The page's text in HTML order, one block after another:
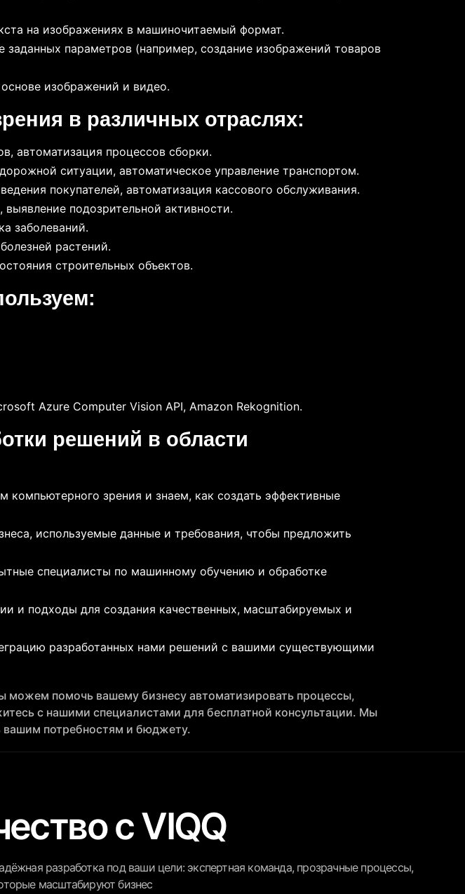
на изображениях в машиночитаемый формат.
параметров (например, создание изображений товаров
изображений и видео.
в различных отраслях:
автоматизация процессов сборки.
ситуации, автоматическое управление транспортом.
покупателей, автоматизация кассового обслуживания.
подозрительной активности.
заболеваний.
растений.
строительных объектов.
Azure Computer Vision API, Amazon Rekognition.
решений в области
зрения и знаем, как создать эффективные
используемые данные и требования, чтобы предложить
специалисты по машинному обучению и обработке
и подходы для создания качественных, масштабируемых и
разработанных нами решений с вашими существующими
можем помочь вашему бизнесу автоматизировать процессы,
с нашими специалистами для бесплатной консультации. Мы
вашим потребностям и бюджету.
с VIQQ
разработка под ваши цели: экспертная команда, прозрачные процессы,
масштабируют бизнес